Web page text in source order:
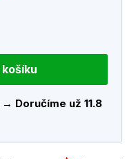
Doručíme už 11.8